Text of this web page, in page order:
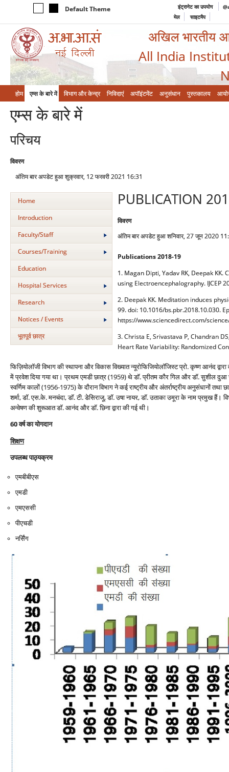
Default Theme इंट्रानेट का उपयोग
मेल
साइटमैप
अखिल भारतीय
All India
होम एम्‍स के बारे में विभाग और केन्‍द्र निविदाएं अपॉइंटमेंट अनुसंधान पुस्तकालय
एम्‍स के बारे में
परिचय
विवरण
अंतिम बार अपडेट हुआ शुक्रवार, 12 फरवरी 2021 16:31
Home
Introduction
Faculty/Staff
Courses/Training
Education
Hospital Services
Research
Notices / Events
भूतपूर्व छात्र
फिज़ियोलॉजी विभाग की स्थापना और विकास विख्यात न्यूरोफिजियोलॉजिस्ट प्रो. कृष्ण आनंद
में प्रवेश दिया गया था। प्रथम एमडी छात्र (1959) थे डॉ. प्रीतम कौर गिल और डॉ. सुशील
स्वर्णिम कालों (1956-1975) के दौरान विभाग ने कई राष्ट्रीय और अंतर्राष्ट्रीय अनुसंधानों
शर्मा, डॉ. एस.के. मनचंदा, डॉ. टी. डेसिराजू, डॉ. उषा नायर, डॉ. उताका उमूरा के नाम प्रमुख हैं।
अन्वेषण की शुरूआत डॉ. आनंद और डॉ. छिना द्वारा की गई थी।
60वर्ष का योगदान
शिक्षण
उपलब्ध पाठ्यक्रम
एमबीबीएस
एमडी
एमएससी
पीएचडी
नर्सिंग
PUBLICATION
विवरण
अंतिम बार अपडेट हुआ शनिवार, 27 जून 2020
Publications 2018-19
1. Magan Dipti, Yadav RK, Deepak
using Electroencephalography. IJCEP
2. Deepak KK. Meditation induces
99. doi: 10.1016/bs.pbr.2018.10.030.
https://www.sciencedirect.com/
3. Christa E, Srivastava P, Chandran
Heart Rate Variability: Randomized